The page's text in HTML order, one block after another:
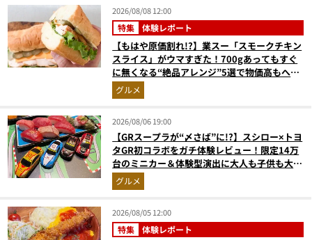
2026/08/08 12:00
特集 体験レポート
【もはや原価割れ!?】業スー「スモークチキン
スライス」がウマすぎた！700gあってもすぐ
に無くなる“絶品アレンジ”5選で物価高もへっ
ちゃら
グルメ
2026/08/06 19:00
【GRスープラが“〆さば”に!?】スシロー×トヨ
タGR初コラボをガチ体験レビュー！限定14万
台のミニカー＆体験型演出に大人も子供も大興
奮間違いなし
グルメ
2026/08/05 12:00
特集 体験レポート